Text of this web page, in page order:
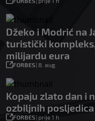
Džeko i Modrić na
turistički
milijardu eura
FORBES| 8. aug.
Kopaju zlato dan i
ozbiljnih posljedica
FORBES| prije 1 h